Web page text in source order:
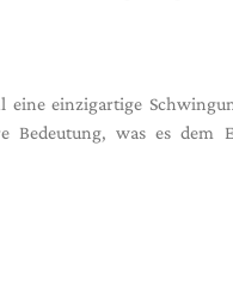
eine einzigartige
Bedeutung, was es dem